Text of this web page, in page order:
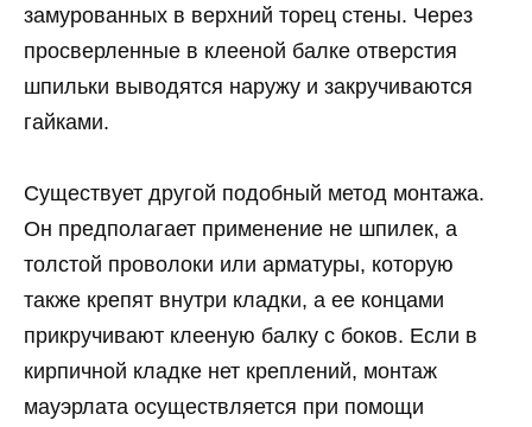
замурованных в верхний торец стены. Через
просверленные в клееной балке отверстия
шпильки выводятся наружу и закручиваются
гайками.
Существует другой подобный метод монтажа.
Он предполагает применение не шпилек, а
толстой проволоки или арматуры, которую
также крепят внутри кладки, а ее концами
прикручивают клееную балку с боков. Если в
кирпичной кладке нет креплений, монтаж
мауэрлата осуществляется при помощи